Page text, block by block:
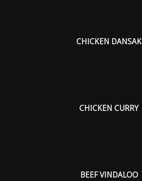
CHICKEN DANSAK
CHICKEN CURRY
BEEF VINDALOO